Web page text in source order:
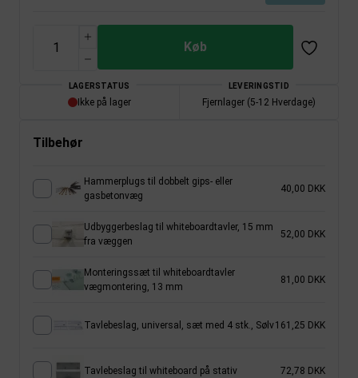
Køb
LAGERSTATUS
Ikke på lager
LEVERINGSTID
Fjernlager (5-12 Hverdage)
Tilbehør
Hammerplugs til dobbelt gips- eller
gasbetonvæg
40,00 DKK
Udbyggerbeslag til whiteboardtavler, 15 mm
fra væggen
52,00 DKK
Monteringssæt til whiteboardtavler
vægmontering, 13 mm
81,00 DKK
Tavlebeslag, universal, sæt med 4 stk., Sølv161,25 DKK
Tavlebeslag til whiteboard på stativ 72,78 DKK